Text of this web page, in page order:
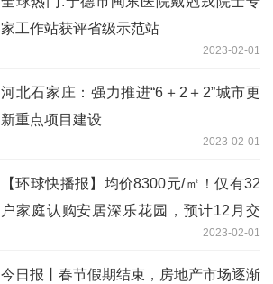
家工作站获评省级示范站
2023-02-01
河北石家庄：强力推进“6＋2＋2”城市更
新重点项目建设
2023-02-01
【环球快播报】均价8300元/㎡！仅有32
户家庭认购安居深乐花园，预计12月交
2023-02-01
今日报丨春节假期结束，房地产市场逐渐